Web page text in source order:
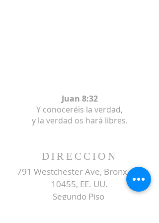
Juan 8:32
Y conoceréis la verdad,
y la verdad os hará libres.
DIRECCION
791 Westchester Ave, Bronx, NY
10455, EE. UU.
Segundo Piso